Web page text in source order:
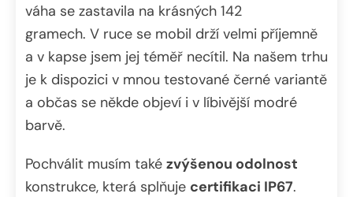
váha se zastavila na krásných 142
gramech. V ruce se mobil drží velmi příjemně
a v kapse jsem jej téměř necítil. Na našem trhu
je k dispozici v mnou testované černé variantě
a občas se někde objeví i v líbivější modré
barvě.
Pochválit musím také zvýšenou odolnost
konstrukce, která splňuje certifikaci IP67.